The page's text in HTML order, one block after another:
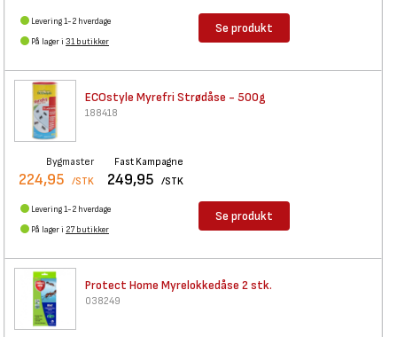
Levering 1-2 hverdage
På lager i 31 butikker
Se produkt
ECOstyle Myrefri Strødåse - 500g
188418
Bygmaster
224,95 /STK
Fast Kampagne
249,95 /STK
Levering 1-2 hverdage
På lager i 27 butikker
Se produkt
Protect Home Myrelokkedåse 2stk.
038249